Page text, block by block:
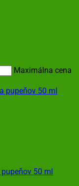
Maximálna cena
50 ml